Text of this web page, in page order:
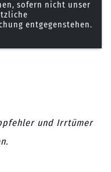
sofern nicht unser
entgegenstehen.
und Irrtümer